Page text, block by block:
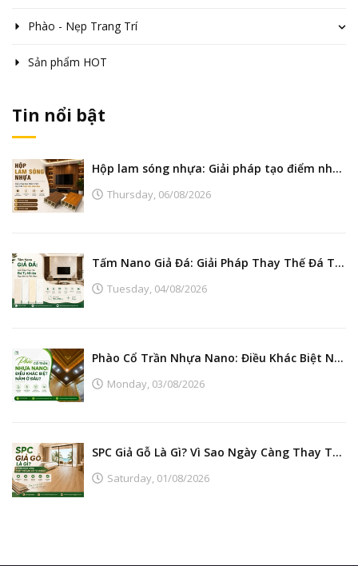
Phào - Nẹp Trang Trí
Sản phẩm HOT
Tin nổi bật
Hộp lam sóng nhựa: Giải pháp tạo điểm nhấn nội thất hiện đại, bền đẹp
Thursday, 06/08/2026
Tấm Nano Giả Đá: Giải Pháp Thay Thế Đá Tự Nhiên Đẹp, Bền Và Tiết Kiệm
Tuesday, 04/08/2026
Phào Cổ Trần Nhựa Nano: Điều Khác Biệt Nằm Ở Đâu?
Monday, 03/08/2026
SPC Giả Gỗ Là Gì? Vì Sao Ngày Càng Thay Thế Sàn Gỗ Tự Nhiên?
Saturday, 01/08/2026